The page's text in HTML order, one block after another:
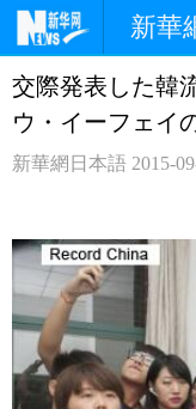
新華
ホームページ
中日対訳
交際発表した韓
ウ・イーフェイ
新華網日本語 2015-